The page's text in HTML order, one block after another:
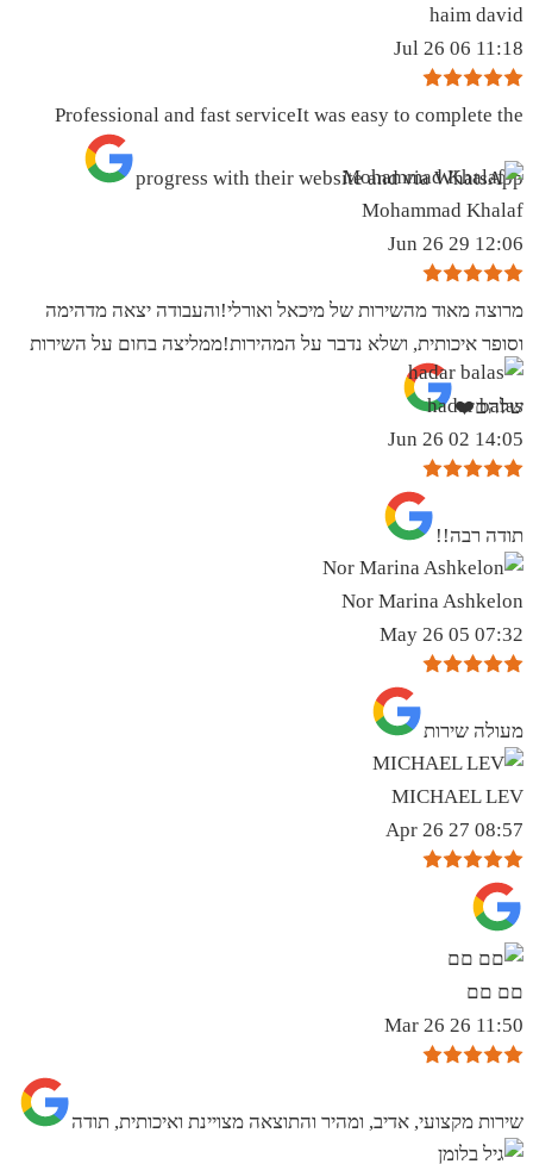
haim david
11:18 06 Jul 26
Professional and fast serviceIt was easy to complete the
progress with their website and via WhatsApp
Mohammad Khalaf
12:06 29 Jun 26
מרוצה מאוד מהשירות של מיכאל ואורלי!והעבודה יצאה מדהימה
וסופר איכותית, ושלא נדבר על המהירות!ממליצה בחום על השירות
שלהם❤️
hadar balas
14:05 02 Jun 26
תודה רבה!!
Nor Marina Ashkelon
07:32 05 May 26
מעולה שירות
MICHAEL LEV
08:57 27 Apr 26
םם םם
11:50 26 Mar 26
שירות מקצועי, אדיב, ומהיר והתוצאה מצויינת ואיכותית, תודה